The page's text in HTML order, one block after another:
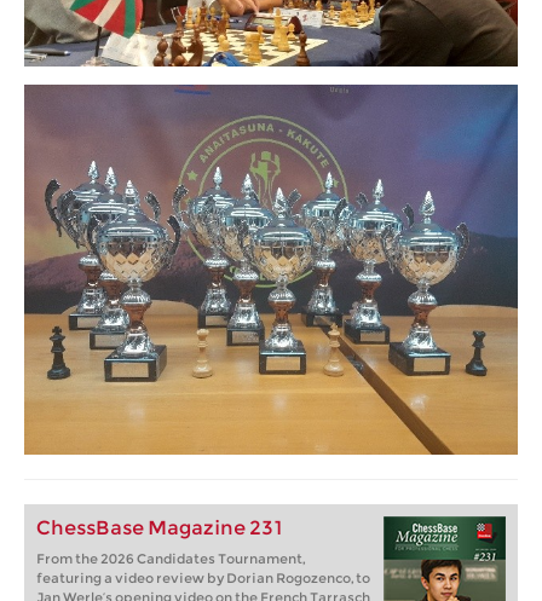
ChessBase Magazine 231
From the 2026 Candidates Tournament,
featuring a video review by Dorian Rogozenco, to
Jan Werle’s opening video on the French Tarrasch